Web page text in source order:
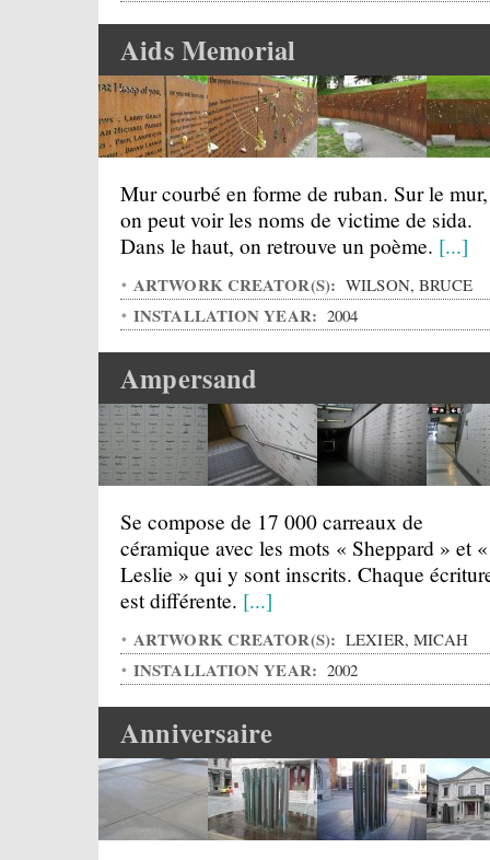
Aids Memorial
Mur courbé en forme de ruban. Sur le mur,
on peut voir les noms de victime de sida.
Dans le haut, on retrouve un poème. [...]
ARTWORK CREATOR(S): WILSON, BRUCE
INSTALLATION YEAR: 2004
Ampersand
Se compose de 17 000 carreaux de
céramique avec les mots « Sheppard » et «
Leslie » qui y sont inscrits. Chaque
est différente. [...]
ARTWORK CREATOR(S): LEXIER, MICAH
INSTALLATION YEAR: 2002
Anniversaire